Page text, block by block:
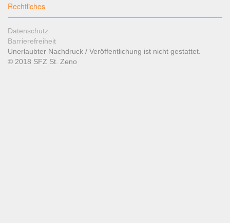
Rechtliches
Datenschutz
Barrierefreiheit
Unerlaubter Nachdruck / Veröffentlichung ist nicht gestattet.
© 2018 SFZ St. Zeno